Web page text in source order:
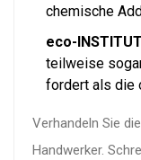
chemische
eco-
teilweise
fordert als die
Verhandeln Sie
Handwerker.